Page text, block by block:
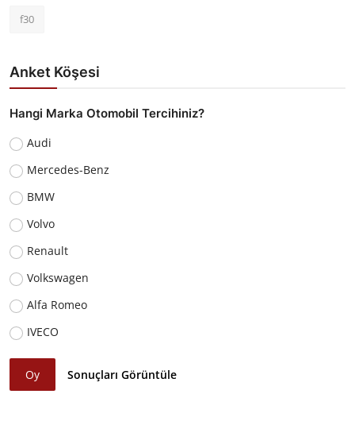
f30
Anket Köşesi
Hangi Marka Otomobil Tercihiniz?
Audi
Mercedes-Benz
BMW
Volvo
Renault
Volkswagen
Alfa Romeo
IVECO
Oy Sonuçları Görüntüle